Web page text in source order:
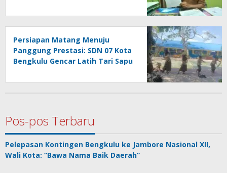
Persiapan Matang Menuju
Panggung Prestasi: SDN 07 Kota
Bengkulu Gencar Latih Tari Sapu
SD
Pos-pos Terbaru
Pelepasan Kontingen Bengkulu ke Jambore Nasional XII,
Wali Kota: “Bawa Nama Baik Daerah”